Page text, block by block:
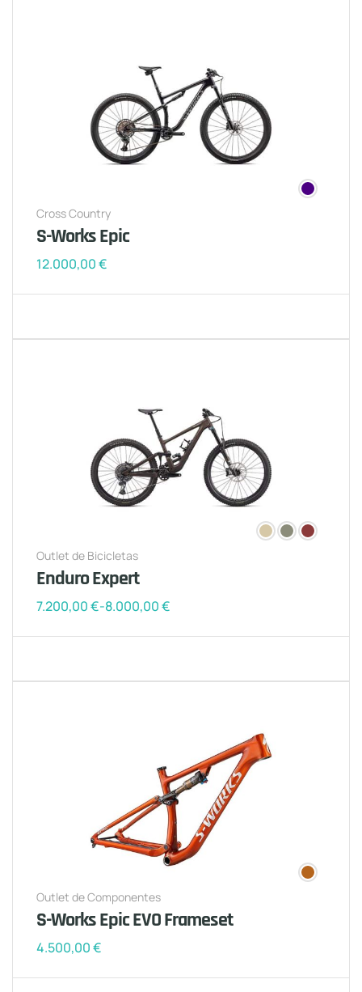
Cross Country
S-Works Epic
12.000,00€
Outlet de Bicicletas
Enduro Expert
7.200,00€-8.000,00€
Outlet de Componentes
S-Works Epic EVO Frameset
4.500,00€